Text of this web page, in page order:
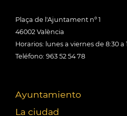
Plaça de l'Ajuntament nº 1
46002 València
Horarios: lunes a viernes de 8:30 a
Teléfono: 963 52 54 78
Ayuntamiento
La ciudad